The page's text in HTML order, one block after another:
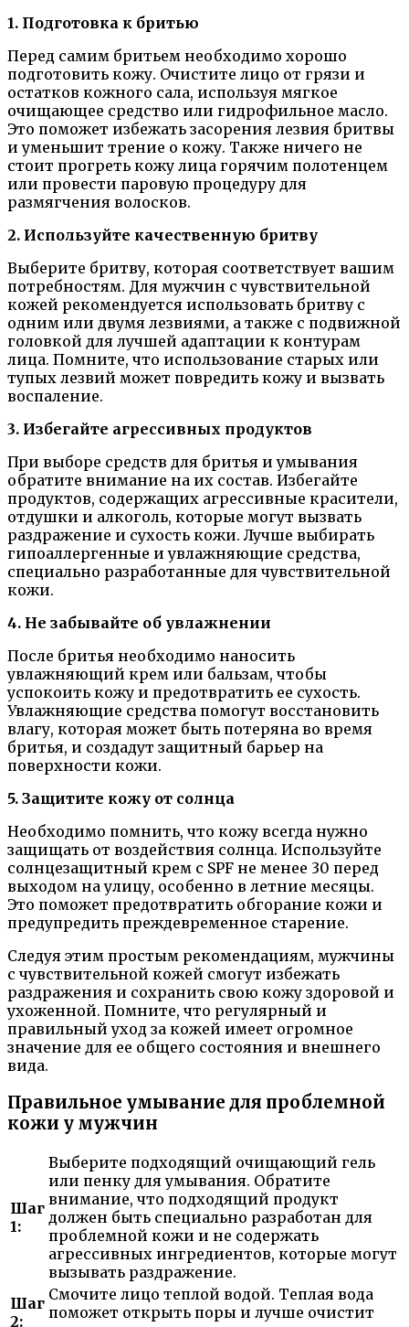
1. Подготовка к бритью
Перед самим бритьем необходимо хорошо
подготовить кожу. Очистите лицо от грязи и
остатков кожного сала, используя мягкое
очищающее средство или гидрофильное масло.
Это поможет избежать засорения лезвия бритвы
и уменьшит трение о кожу. Также ничего не
стоит прогреть кожу лица горячим полотенцем
или провести паровую процедуру для
размягчения волосков.
2. Используйте качественную бритву
Выберите бритву, которая соответствует вашим
потребностям. Для мужчин с чувствительной
кожей рекомендуется использовать бритву с
одним или двумя лезвиями, а также с подвижной
головкой для лучшей адаптации к контурам
лица. Помните, что использование старых или
тупых лезвий может повредить кожу и вызвать
воспаление.
3. Избегайте агрессивных продуктов
При выборе средств для бритья и умывания
обратите внимание на их состав. Избегайте
продуктов, содержащих агрессивные красители,
отдушки и алкоголь, которые могут вызвать
раздражение и сухость кожи. Лучше выбирать
гипоаллергенные и увлажняющие средства,
специально разработанные для чувствительной
кожи.
4. Не забывайте об увлажнении
После бритья необходимо наносить
увлажняющий крем или бальзам, чтобы
успокоить кожу и предотвратить ее сухость.
Увлажняющие средства помогут восстановить
влагу, которая может быть потеряна во время
бритья, и создадут защитный барьер на
поверхности кожи.
5. Защитите кожу от солнца
Необходимо помнить, что кожу всегда нужно
защищать от воздействия солнца. Используйте
солнцезащитный крем с SPF не менее 30 перед
выходом на улицу, особенно в летние месяцы.
Это поможет предотвратить обгорание кожи и
предупредить преждевременное старение.
Следуя этим простым рекомендациям, мужчины
с чувствительной кожей смогут избежать
раздражения и сохранить свою кожу здоровой и
ухоженной. Помните, что регулярный и
правильный уход за кожей имеет огромное
значение для ее общего состояния и внешнего
вида.
Правильное умывание для проблемной
кожи у мужчин
Шаг
1:
Выберите подходящий очищающий гель
или пенку для умывания. Обратите
внимание, что подходящий продукт
должен быть специально разработан для
проблемной кожи и не содержать
агрессивных ингредиентов, которые могут
вызывать раздражение.
Шаг
2:
Смочите лицо теплой водой. Теплая вода
поможет открыть поры и лучше очистит